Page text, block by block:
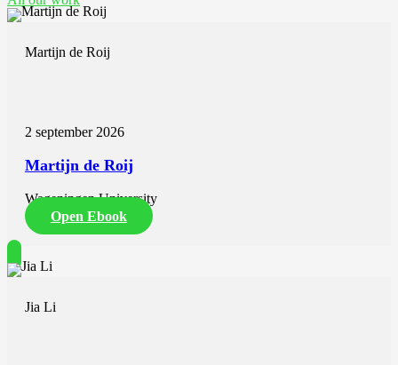
Martijn de Roij
2 september 2026
Martijn de Roij
Wageningen University
Open Ebook
Jia Li